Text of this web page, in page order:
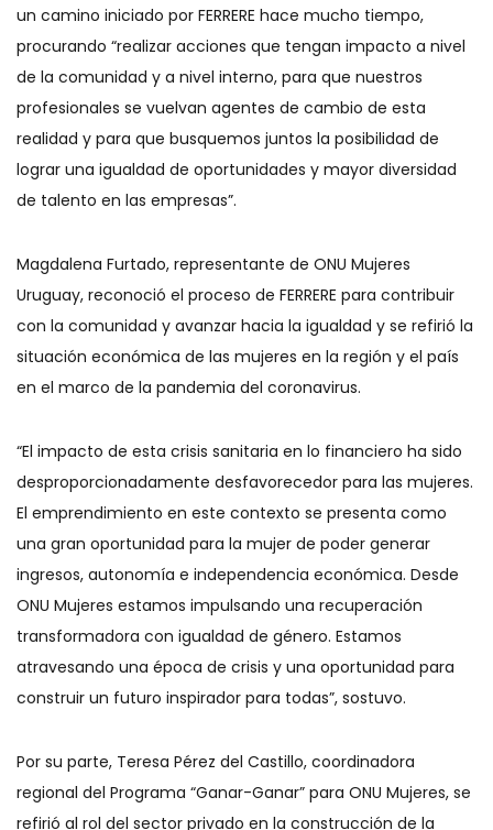
un camino iniciado por FERRERE hace mucho tiempo,
procurando “realizar acciones que tengan impacto a nivel
de la comunidad y a nivel interno, para que nuestros
profesionales se vuelvan agentes de cambio de esta
realidad y para que busquemos juntos la posibilidad de
lograr una igualdad de oportunidades y mayor diversidad
de talento en las empresas”.
Magdalena Furtado, representante de ONU Mujeres
Uruguay, reconoció el proceso de FERRERE para contribuir
con la comunidad y avanzar hacia la igualdad y se refirió la
situación económica de las mujeres en la región y el país
en el marco de la pandemia del coronavirus.
“El impacto de esta crisis sanitaria en lo financiero ha sido
desproporcionadamente desfavorecedor para las mujeres.
El emprendimiento en este contexto se presenta como
una gran oportunidad para la mujer de poder generar
ingresos, autonomía e independencia económica. Desde
ONU Mujeres estamos impulsando una recuperación
transformadora con igualdad de género. Estamos
atravesando una época de crisis y una oportunidad para
construir un futuro inspirador para todas”, sostuvo.
Por su parte, Teresa Pérez del Castillo, coordinadora
regional del Programa “Ganar-Ganar” para ONU Mujeres, se
refirió al rol del sector privado en la construcción de la